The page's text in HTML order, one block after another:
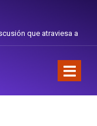
que atraviesa a